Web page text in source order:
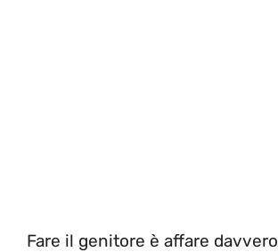
Fare il genitore è affare davvero